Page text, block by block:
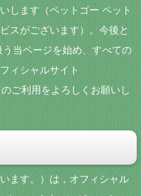
します（ペットゴー ペット
スがございます）。今後と
当ページを始め、すべての
ィシャルサイト
ご利用をよろしくお願いし
ます。）は，オフィシャル